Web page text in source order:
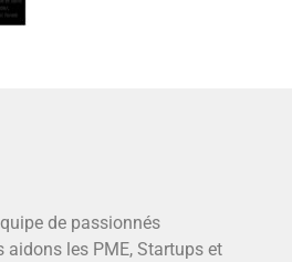
de passionnés
aidons les PME, Startups et